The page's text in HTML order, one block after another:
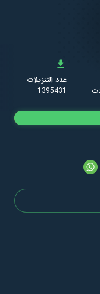
عدد التنزيلات
1395431